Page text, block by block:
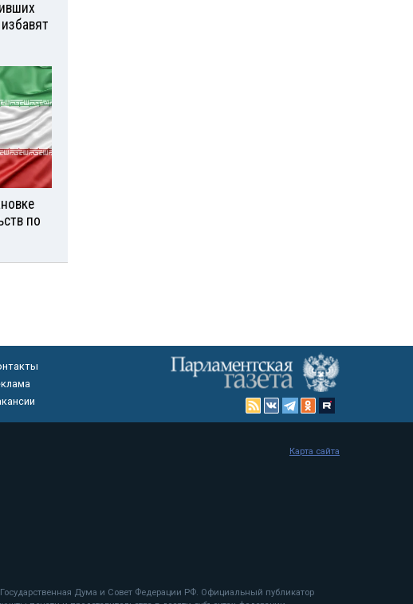
по
Дума и Совет Федерации РФ. Официальный публикатор
Карта сайта